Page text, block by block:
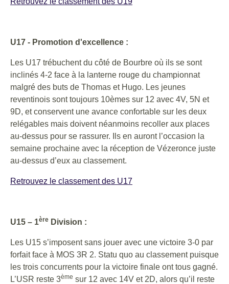
U17 - Promotion d'excellence :
Les U17 trébuchent du côté de Bourbre où ils se sont
inclinés 4-2 face à la lanterne rouge du championnat
malgré des buts de Thomas et Hugo. Les jeunes
reventinois sont toujours 10èmes sur 12 avec 4V, 5N et
9D, et conservent une avance confortable sur les deux
relégables mais doivent néanmoins recoller aux places
au-dessus pour se rassurer. Ils en auront l’occasion la
semaine prochaine avec la réception de Vézeronce juste
au-dessus d’eux au classement.
Retrouvez le classement des U17
U15 – 1ère Division :
Les U15 s’imposent sans jouer avec une victoire 3-0 par
forfait face à MOS 3R 2. Statu quo au classement puisque
les trois concurrents pour la victoire finale ont tous gagné.
L’USR reste 3ème sur 12 avec 14V et 2D, alors qu’il reste